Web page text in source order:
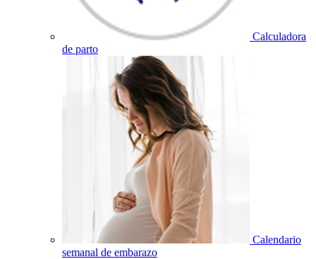
Calculadora
de parto
Calendario
semanal de embarazo